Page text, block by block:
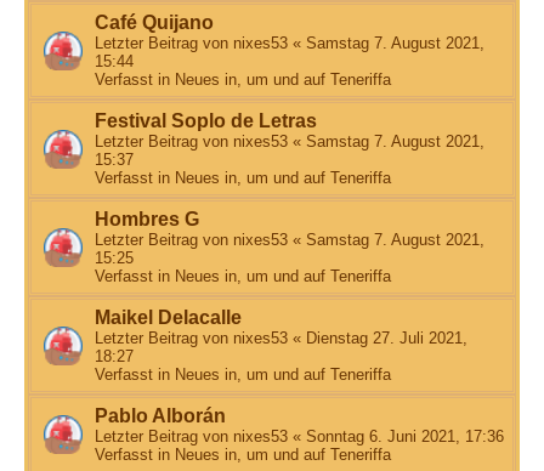
Café Quijano
Letzter Beitrag von nixes53 « Samstag 7. August 2021,
15:44
Verfasst in Neues in, um und auf Teneriffa
Festival Soplo de Letras
Letzter Beitrag von nixes53 « Samstag 7. August 2021,
15:37
Verfasst in Neues in, um und auf Teneriffa
Hombres G
Letzter Beitrag von nixes53 « Samstag 7. August 2021,
15:25
Verfasst in Neues in, um und auf Teneriffa
Maikel Delacalle
Letzter Beitrag von nixes53 « Dienstag 27. Juli 2021,
18:27
Verfasst in Neues in, um und auf Teneriffa
Pablo Alborán
Letzter Beitrag von nixes53 « Sonntag 6. Juni 2021, 17:36
Verfasst in Neues in, um und auf Teneriffa